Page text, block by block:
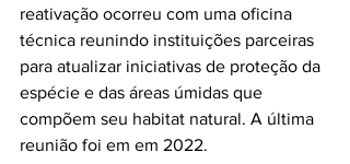
reativação ocorreu com uma oficina
técnica reunindo instituições parceiras
para atualizar iniciativas de proteção da
espécie e das áreas úmidas que
compõem seu habitat natural. A última
reunião foi em em 2022.